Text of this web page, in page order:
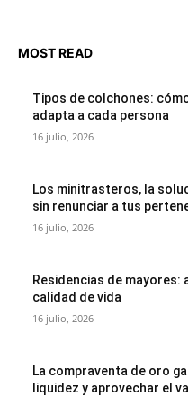
MOST READ
Tipos de colchones:
adapta a cada persona
16 julio, 2026
Los minitrasteros, la
sin renunciar a tus
16 julio, 2026
Residencias de
calidad de vida
16 julio, 2026
La compraventa de oro
liquidez y aprovechar el